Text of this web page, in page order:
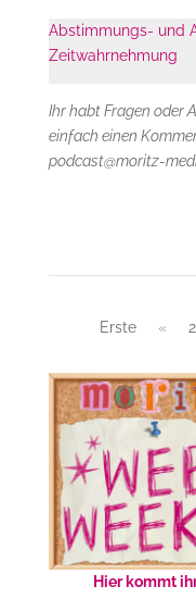
Abstimmungs- und
Zeitwahrnehmung
Ihr habt Fragen oder
einfach einen
podcast@moritz-
Erste
« 2
Hier kommt